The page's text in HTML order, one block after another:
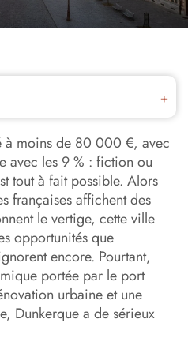
? Les atouts d’une ville
d’un investissement locatif
des quartiers
s’attendre concrètement ?
d’investissement locatif à
à Dunkerque
à moins de 80 000 €, avec
avec les 9 % : fiction ou
tout à fait possible. Alors
françaises affichent des
le vertige, cette ville
opportunités que
encore. Pourtant,
portée par le port
urbaine et une
Dunkerque a de sérieux